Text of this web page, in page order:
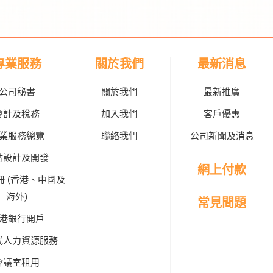
業服務
司秘書
計及稅務
服務總覽
設計及開發
(香港、中國及
海外)
銀行開戶
人力資源服務
議室租用
關於我們
關於我們
加入我們
聯絡我們
最新消息
最新推廣
客戶優惠
公司新聞及消息
網上付款
常見問題